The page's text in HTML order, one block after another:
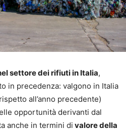
settore dei rifiuti in Italia,
in precedenza: valgono in Italia
all’anno precedente)
opportunità derivanti dal
anche in termini di valore della